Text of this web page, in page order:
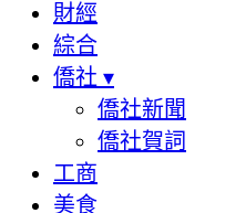
財經
綜合
僑社 ▾
僑社新聞
僑社賀詞
工商
美食